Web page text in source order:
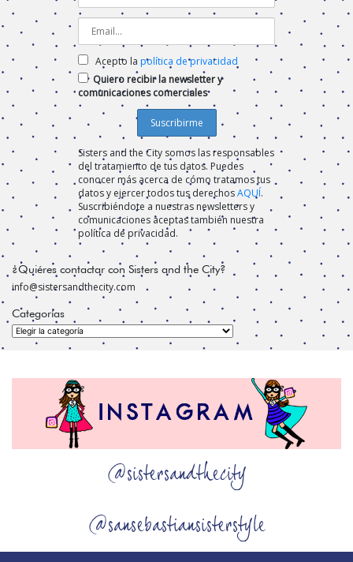
Acepto la política de privacidad
Quiero recibir la newsletter y
comunicaciones comerciales
Sisters and the City somos las responsables
del tratamiento de tus datos. Puedes
conocer más acerca de cómo tratamos tus
datos y ejercer todos tus derechosAQUÍ.
Suscribiéndote a nuestras newsletters y
comunicaciones aceptas también nuestra
política de privacidad.
¿Quiéres contactar con Sisters and the City?
info@sistersandthecity.com
Categorías
Categorías
@sistersandthecity
@sansebastiansisterstyle